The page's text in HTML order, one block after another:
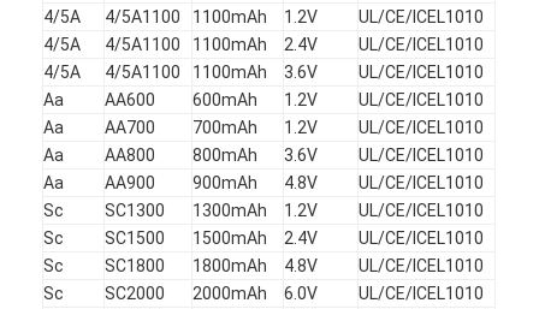
Fabrieksreis
Kwaliteitscontrole
Contacteer ons
Nieuws
Chat Nu
4/5A 4/5A1100 1100mAh 1.2V
UL/CE/ICEL1010
4/5A
4/5A1100 1100mAh 2.4V
UL/CE/ICEL1010
4/5A
4/5A1100 1100mAh 3.6V
UL/CE/ICEL1010
Aa
AA600 600mAh 1.2V
UL/CE/ICEL1010
Aa
AA700 700mAh 1.2V
UL/CE/ICEL1010
Aa
AA800 800mAh 3.6V
UL/CE/ICEL1010
Aa
AA900 900mAh 4.8V
UL/CE/ICEL1010
Sc
SC1300 1300mAh 1.2V
UL/CE/ICEL1010
Sc
SC1500 1500mAh 2.4V
UL/CE/ICEL1010
Sc
SC1800 1800mAh 4.8V
UL/CE/ICEL1010
Sc
SC2000 2000mAh 6.0V
UL/CE/ICEL1010